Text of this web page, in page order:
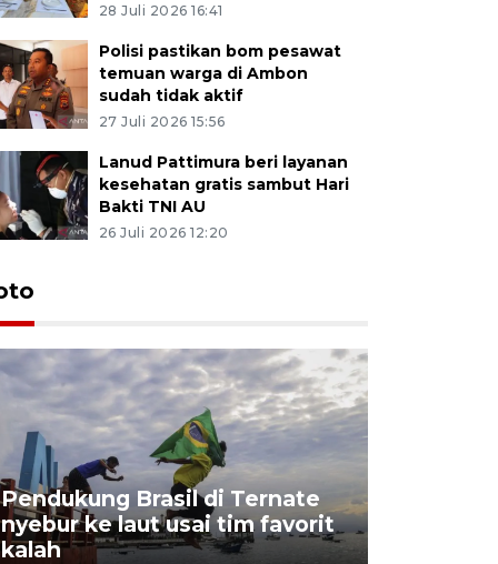
28 Juli 2026 16:41
Polisi pastikan bom pesawat
temuan warga di Ambon
sudah tidak aktif
27 Juli 2026 15:56
Lanud Pattimura beri layanan
kesehatan gratis sambut Hari
Bakti TNI AU
26 Juli 2026 12:20
Pendukung Brasil di Ternate
nyebur ke laut usai tim favorit
kalah